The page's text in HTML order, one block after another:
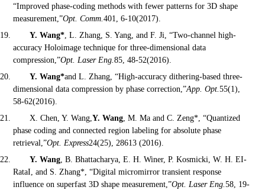
“Improved phase-coding methods with fewer patterns for 3D shape
measurement,”Opt. Comm.401, 6-10(2017).
Y. Wang*, L. Zhang, S. Yang, and F. Ji, “Two-channel high-
accuracy Holoimage technique for three-dimensional data
compression,”Opt. Laser Eng.85, 48-52(2016).
Y. Wang*and L. Zhang, “High-accuracy dithering-based three-
dimensional data compression by phase correction,”App. Opt.55(1),
58-62(2016).
X. Chen, Y. Wang,Y. Wang, M. Ma and C. Zeng*, “Quantized
phase coding and connected region labeling for absolute phase
retrieval,”Opt. Express24(25), 28613 (2016).
Y. Wang, B. Bhattacharya, E. H. Winer, P. Kosmicki, W. H. EI-
RataI, and S. Zhang*, “Digital micromirror transient response
influence on superfast 3D shape measurement,”Opt. Laser Eng.58, 19-